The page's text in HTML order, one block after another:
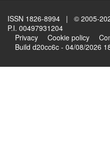
ISSN 1826-8994 | © 2005-
P.I. 00497931204
Privacy
Cookie policy
Build d20cc6c - 04/08/2026